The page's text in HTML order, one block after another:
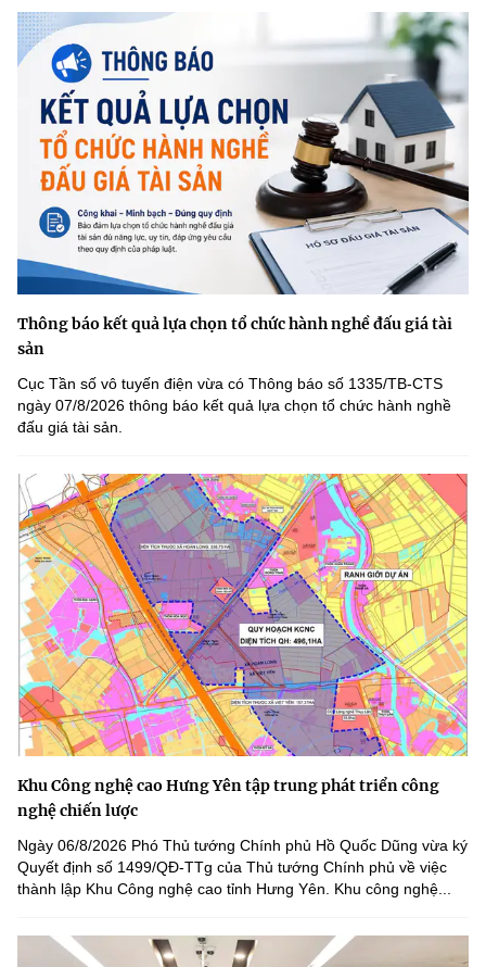
website này)
Thông báo kết quả lựa chọn tổ chức hành nghề đấu giá tài
sản
Cục Tần số vô tuyến điện vừa có Thông báo số 1335/TB-CTS
ngày 07/8/2026 thông báo kết quả lựa chọn tổ chức hành nghề
đấu giá tài sản.
Khu Công nghệ cao Hưng Yên tập trung phát triển công
nghệ chiến lược
Ngày 06/8/2026 Phó Thủ tướng Chính phủ Hồ Quốc Dũng vừa ký
Quyết định số 1499/QĐ-TTg của Thủ tướng Chính phủ về việc
thành lập Khu Công nghệ cao tỉnh Hưng Yên. Khu công nghệ...